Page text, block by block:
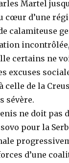
Martel
cœur d’une
calamiteuse
certains ne
excuses
celle de la
sévère.
ne doit pas
pour la
d’une